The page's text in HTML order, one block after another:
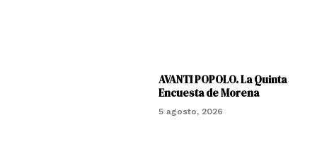
AVANTI POPOLO. La Quinta
Encuesta de Morena
5 agosto, 2026